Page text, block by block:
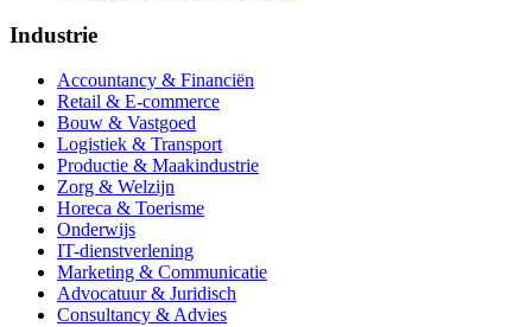
Industrie
Accountancy & Financiën
Retail & E-commerce
Bouw & Vastgoed
Logistiek & Transport
Productie & Maakindustrie
Zorg & Welzijn
Horeca & Toerisme
Onderwijs
IT-dienstverlening
Marketing & Communicatie
Advocatuur & Juridisch
Consultancy & Advies